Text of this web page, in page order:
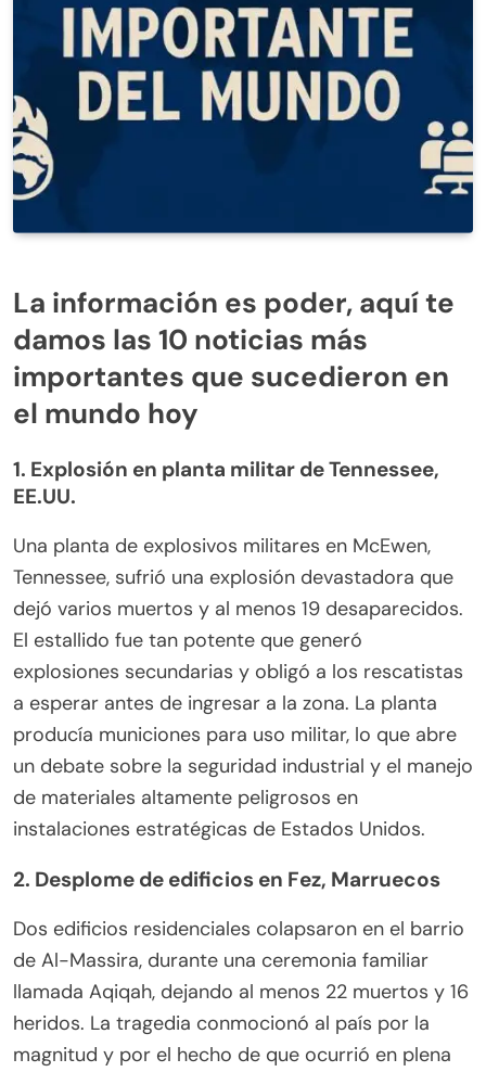
La información es poder, aquí te
damos las 10 noticias más
importantes que sucedieron en
el mundo hoy
1. Explosión en planta militar de Tennessee,
EE.UU.
Una planta de explosivos militares en McEwen,
Tennessee, sufrió una explosión devastadora que
dejó varios muertos y al menos 19 desaparecidos.
El estallido fue tan potente que generó
explosiones secundarias y obligó a los rescatistas
a esperar antes de ingresar a la zona. La planta
producía municiones para uso militar, lo que abre
un debate sobre la seguridad industrial y el manejo
de materiales altamente peligrosos en
instalaciones estratégicas de Estados Unidos.
2. Desplome de edificios en Fez, Marruecos
Dos edificios residenciales colapsaron en el barrio
de Al-Massira, durante una ceremonia familiar
llamada Aqiqah, dejando al menos 22 muertos y 16
heridos. La tragedia conmocionó al país por la
magnitud y por el hecho de que ocurrió en plena